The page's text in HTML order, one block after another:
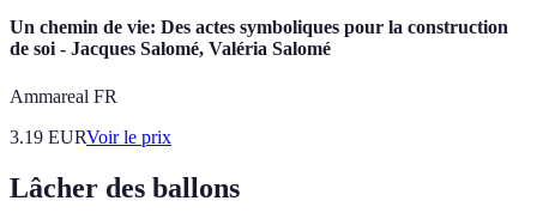
Un chemin de vie: Des actes symboliques pour la construction
de soi - Jacques Salomé, Valéria Salomé
Ammareal FR
3.19 EURVoir le prix
Lâcher des ballons